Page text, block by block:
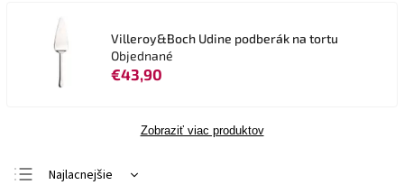
Villeroy&Boch Udine podberák na tortu
Objednané
€43,90
Zobraziť viac produktov
Najlacnejšie